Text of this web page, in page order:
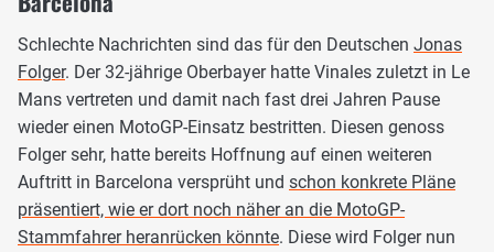
Schlechte Nachrichten sind das für den Deutschen Jonas
Folger. Der 32-jährige Oberbayer hatte Vinales zuletzt in Le
Mans vertreten und damit nach fast drei Jahren Pause
wieder einen MotoGP-Einsatz bestritten. Diesen genoss
Folger sehr, hatte bereits Hoffnung auf einen weiteren
Auftritt in Barcelona versprüht und schon konkrete Pläne
präsentiert, wie er dort noch näher an die MotoGP-
Stammfahrer heranrücken könnte. Diese wird Folger nun